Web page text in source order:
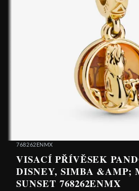
768262ENMX
VISACÍ PŘÍVĚSEK
DISNEY, SIMBA &AMP;
SUNSET 768262ENMX